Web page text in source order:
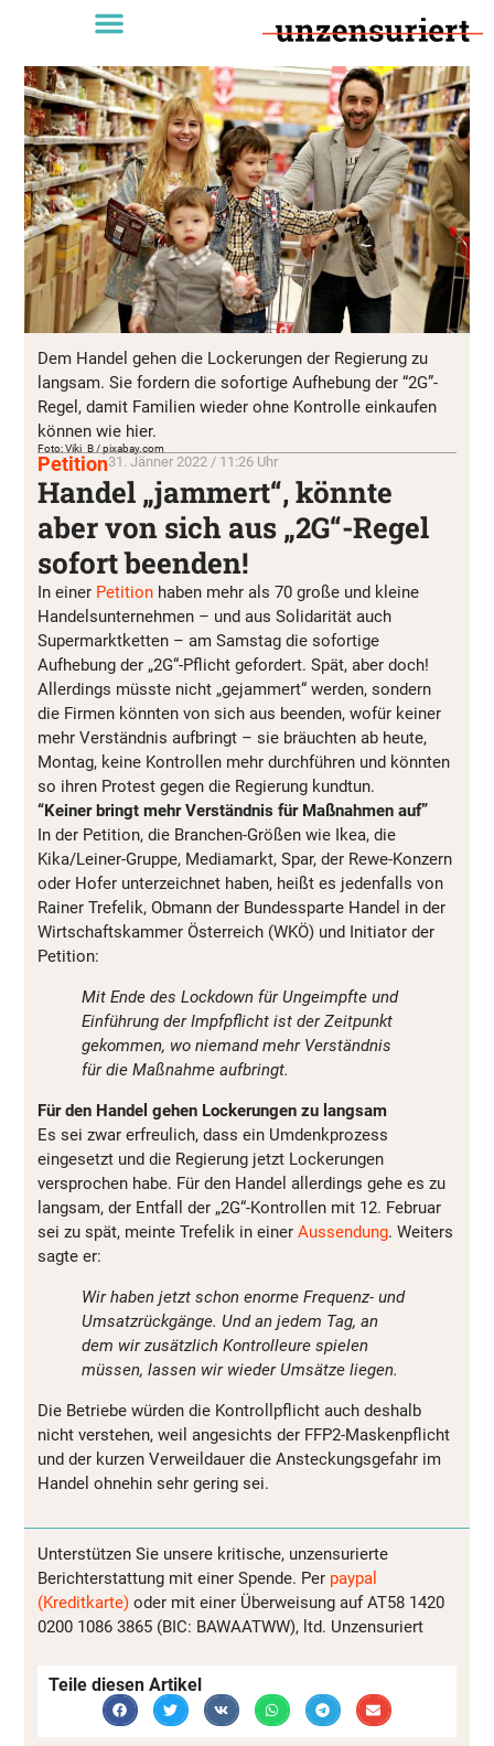
Dem Handel gehen die Lockerungen der Regierung zu
langsam. Sie fordern die sofortige Aufhebung der “2G”-
Regel, damit Familien wieder ohne Kontrolle einkaufen
können wie hier.
Foto: Viki_B / pixabay.com
Petition31. Jänner 2022 / 11:26 Uhr
Handel „jammert“, könnte
aber von sich aus „2G“-Regel
sofort beenden!
In einer Petition haben mehr als 70 große und kleine
Handelsunternehmen – und aus Solidarität auch
Supermarktketten – am Samstag die sofortige
Aufhebung der „2G“-Pflicht gefordert. Spät, aber doch!
Allerdings müsste nicht „gejammert“ werden, sondern
die Firmen könnten von sich aus beenden, wofür keiner
mehr Verständnis aufbringt – sie bräuchten ab heute,
Montag, keine Kontrollen mehr durchführen und könnten
so ihren Protest gegen die Regierung kundtun.
“Keiner bringt mehr Verständnis für Maßnahmen auf”
In der Petition, die Branchen-Größen wie Ikea, die
Kika/Leiner-Gruppe, Mediamarkt, Spar, der Rewe-Konzern
oder Hofer unterzeichnet haben, heißt es jedenfalls von
Rainer Trefelik, Obmann der Bundessparte Handel in der
Wirtschaftskammer Österreich (WKÖ) und Initiator der
Petition:
Mit Ende des Lockdown für Ungeimpfte und
Einführung der Impfpflicht ist der Zeitpunkt
gekommen, wo niemand mehr Verständnis
für die Maßnahme aufbringt.
Für den Handel gehen Lockerungen zu langsam
Es sei zwar erfreulich, dass ein Umdenkprozess
eingesetzt und die Regierung jetzt Lockerungen
versprochen habe. Für den Handel allerdings gehe es zu
langsam, der Entfall der „2G“-Kontrollen mit 12. Februar
sei zu spät, meinte Trefelik in einer Aussendung. Weiters
sagte er:
Wir haben jetzt schon enorme Frequenz- und
Umsatzrückgänge. Und an jedem Tag, an
dem wir zusätzlich Kontrolleure spielen
müssen, lassen wir wieder Umsätze liegen.
Die Betriebe würden die Kontrollpflicht auch deshalb
nicht verstehen, weil angesichts der FFP2-Maskenpflicht
und der kurzen Verweildauer die Ansteckungsgefahr im
Handel ohnehin sehr gering sei.
Unterstützen Sie unsere kritische, unzensurierte
Berichterstattung mit einer Spende. Per paypal
(Kreditkarte) oder mit einer Überweisung auf AT58 1420
0200 1086 3865 (BIC: BAWAATWW), ltd. Unzensuriert
Teile diesen Artikel